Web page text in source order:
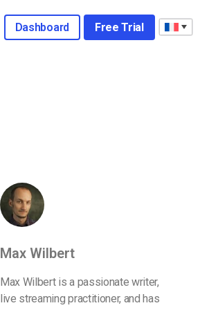
Dashboard Free Trial
Max Wilbert
Max Wilbert is a passionate writer,
live streaming practitioner, and has